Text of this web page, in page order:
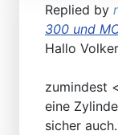
Replied by
300 und
Hallo
zumindest
eine
sicher